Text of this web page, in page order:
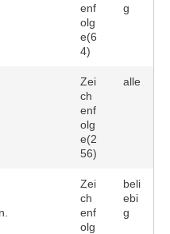
enf
olg
e(6
4)
g
Zei
ch
enf
olg
e(2
56)
alle
Zei
ch
enf
olg
beli
ebi
g